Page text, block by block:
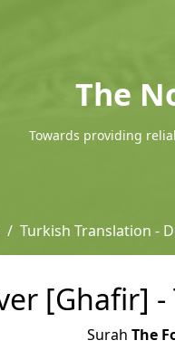
The
Towards providing
Turkish Translation -
[Ghafir]
Surah The